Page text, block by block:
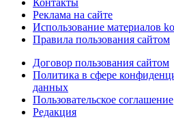
Реклама на сайте
Использование материалов
Правила пользования сайтом
Договор пользования сайтом
Политика в сфере
данных
Пользовательское соглашение
Редакция